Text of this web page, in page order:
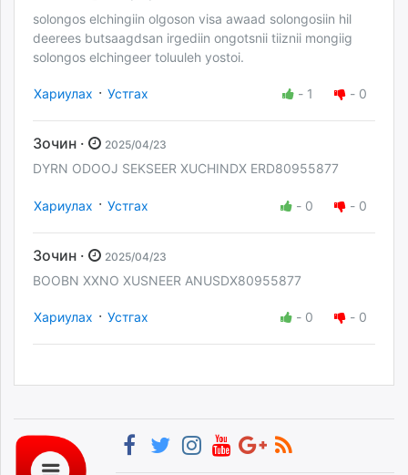
solongos elchingiin olgoson visa awaad solongosiin hil
deerees butsaagdsan irgediin ongotsnii tiiznii mongiig
solongos elchingeer toluuleh yostoi.
Хариулах · Устгах - 1 - 0
Зочин · 2025/04/23
DYRN ODOOJ SEKSEER XUCHINDX ERD80955877
Хариулах · Устгах - 0 - 0
Зочин · 2025/04/23
BOOBN XXNO XUSNEER ANUSDX80955877
Хариулах · Устгах - 0 - 0